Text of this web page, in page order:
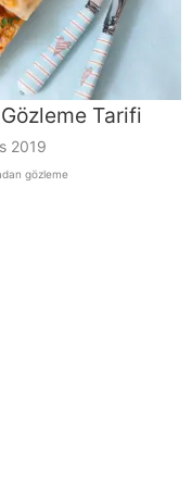
Tarifi
2019
gözleme